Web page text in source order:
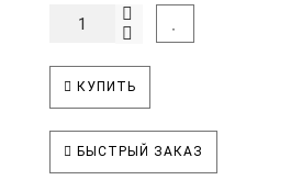
КУПИТЬ
БЫСТРЫЙ ЗАКАЗ